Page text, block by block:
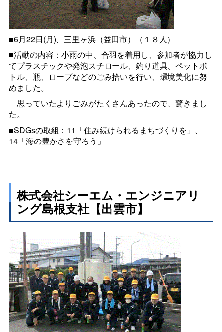
■6月22日(月)、三里ヶ浜（益田市）（１８人）
■活動の内容：小雨の中、合羽を着用し、参加者が協力し
てプラスチックや発泡スチロール、釣り道具、ペットボ
トル、瓶、ロープなどのごみ拾いを行い、環境美化に努
めました。
思っていたよりごみがたくさんあったので、驚きまし
た。
■SDGsの取組：11「住み続けられるまちづくりを」、
14「海の豊かさを守ろう」
株式会社シーエム・エンジニアリ
ング島根支社【出雲市】